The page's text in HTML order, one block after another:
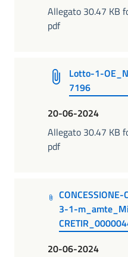
Allegato 30.47 KB
pdf
Lotto-1-
7196
20-06-2024
Allegato 30.47 KB
pdf
3-1-
20-06-2024